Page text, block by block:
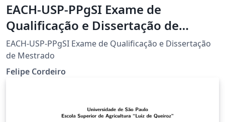
EACH-USP-PPgSI Exame de
Qualificação e Dissertação de
Mestrado
EACH-USP-PPgSI Exame de Qualificação e Dissertação
de Mestrado
Felipe Cordeiro